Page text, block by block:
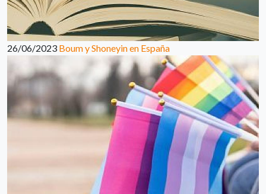
26/06/2023 Boum y Shoneyin en España